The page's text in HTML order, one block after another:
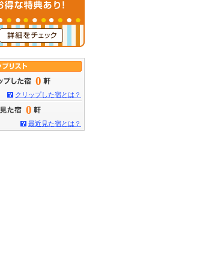
0
クリップした宿とは？
0
最近見た宿とは？